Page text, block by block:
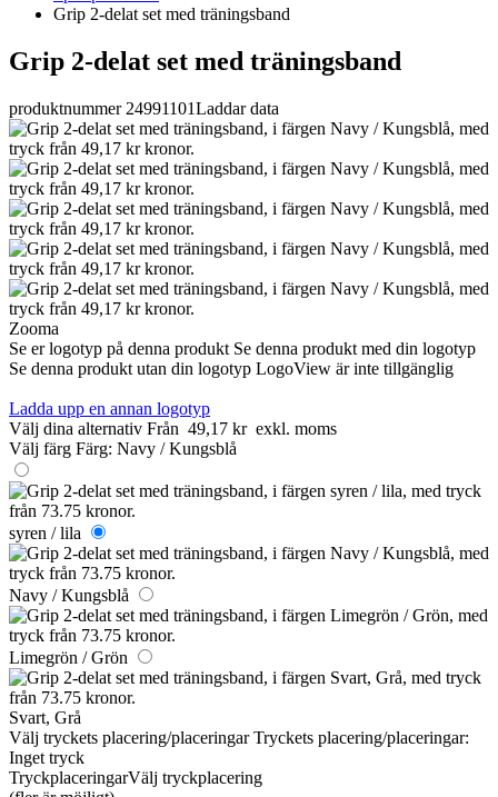
Grip 2-delat set med träningsband
Grip 2-delat set med träningsband
produktnummer 24991101Laddar data
Zooma
Se er logotyp på denna produkt Se denna produkt med din logotyp
Se denna produkt utan din logotyp LogoView är inte tillgänglig
Ladda upp en annan logotyp
Välj dina alternativ Från 49,17 kr exkl. moms
Välj färg Färg: Navy / Kungsblå
syren / lila
Navy / Kungsblå
Limegrön / Grön
Svart, Grå
Välj tryckets placering/placeringar Tryckets placering/placeringar:
Inget tryck
TryckplaceringarVälj tryckplacering